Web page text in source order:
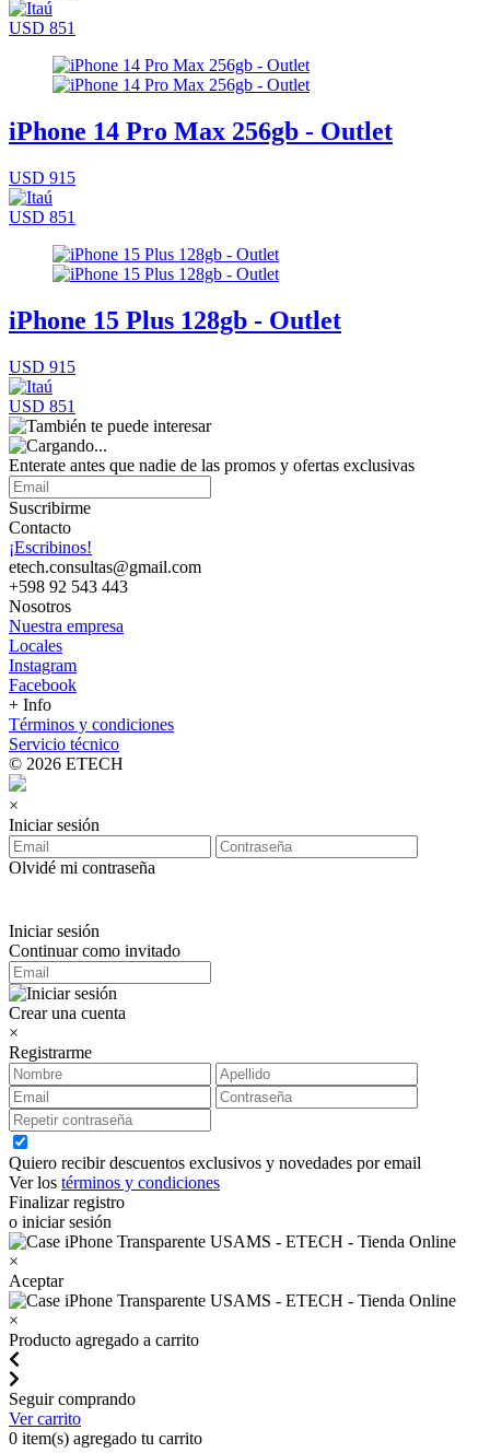
USD 851
iPhone 14 Pro Max 256gb - Outlet
USD 915
USD 851
iPhone 15 Plus 128gb - Outlet
USD 915
USD 851
Enterate antes que nadie de las promos y ofertas exclusivas
Suscribirme
Contacto
¡Escribinos!
etech.consultas@gmail.com
+598 92 543 443
Nosotros
Nuestra empresa
Locales
Instagram
Facebook
+ Info
Términos y condiciones
Servicio técnico
© 2026 ETECH
×
Iniciar sesión
Olvidé mi contraseña
Iniciar sesión
Continuar como invitado
Crear una cuenta
×
Registrarme
Quiero recibir descuentos exclusivos y novedades por email
Ver los términos y condiciones
Finalizar registro
o iniciar sesión
×
Aceptar
×
Producto agregado a carrito
Seguir comprando
Ver carrito
0 item(s) agregado tu carrito